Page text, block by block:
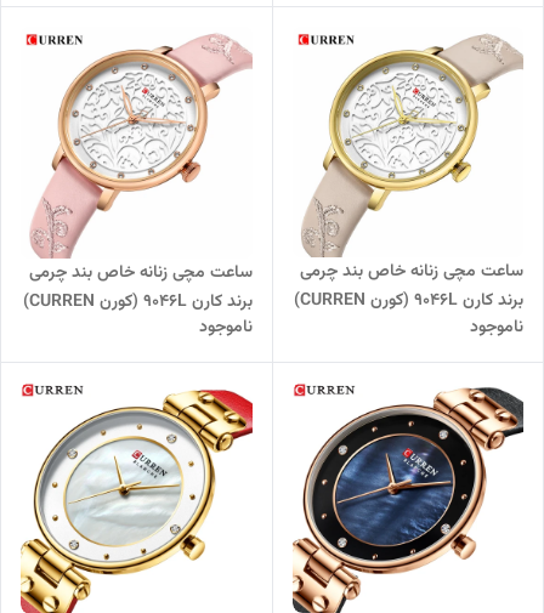
ساعت مچی زنانه خاص بند چرمی
برند کارن 9046L (کورن CURREN)
بژ-سفید
ناموجود
ساعت مچی زنانه خاص بند چرمی
برند کارن 9046L (کورن CURREN)
صورتی-سفید
ناموجود